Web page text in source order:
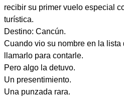
recibir su primer vuelo especial
turística.
Destino: Cancún.
Cuando vio su nombre en la lista
llamarlo para contarle.
Pero algo la detuvo.
Un presentimiento.
Una punzada rara.